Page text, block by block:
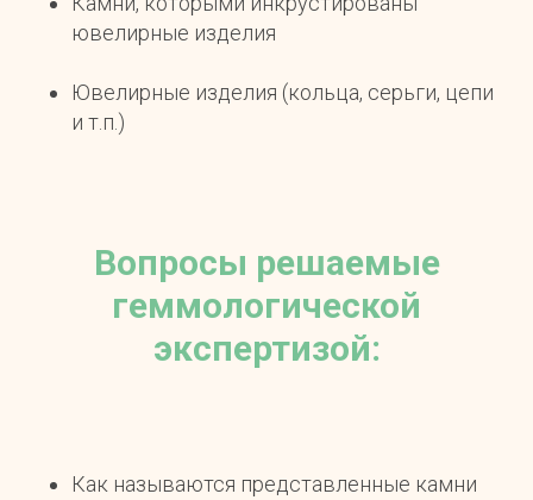
ювелирные изделия
Ювелирные изделия (кольца, серьги, цепи
и т.п.)
Вопросы решаемые
геммологической
экспертизой:
Как называются представленные камни